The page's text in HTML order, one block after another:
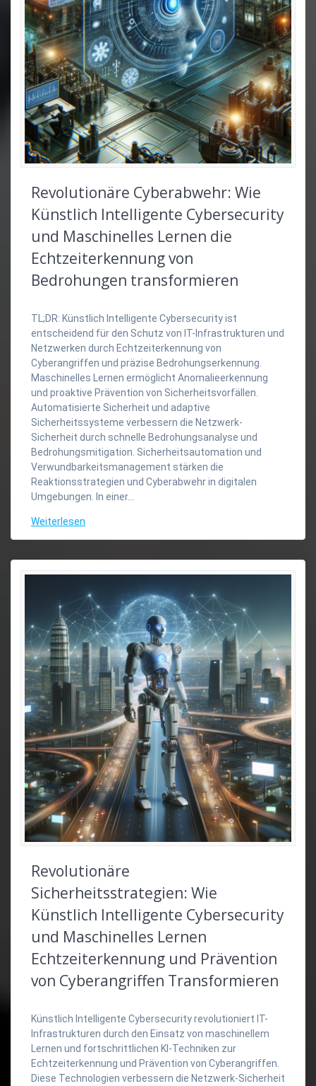
Revolutionäre Cyberabwehr: Wie
Künstlich Intelligente Cybersecurity
und Maschinelles Lernen die
Echtzeiterkennung von
Bedrohungen transformieren
TL;DR: Künstlich Intelligente Cybersecurity ist
entscheidend für den Schutz von IT-Infrastrukturen und
Netzwerken durch Echtzeiterkennung von
Cyberangriffen und präzise Bedrohungserkennung.
Maschinelles Lernen ermöglicht Anomalieerkennung
und proaktive Prävention von Sicherheitsvorfällen.
Automatisierte Sicherheit und adaptive
Sicherheitssysteme verbessern die Netzwerk-
Sicherheit durch schnelle Bedrohungsanalyse und
Bedrohungsmitigation. Sicherheitsautomation und
Verwundbarkeitsmanagement stärken die
Reaktionsstrategien und Cyberabwehr in digitalen
Umgebungen. In einer…
Weiterlesen
Revolutionäre
Sicherheitsstrategien: Wie
Künstlich Intelligente Cybersecurity
und Maschinelles Lernen
Echtzeiterkennung und Prävention
von Cyberangriffen Transformieren
Künstlich Intelligente Cybersecurity revolutioniert IT-
Infrastrukturen durch den Einsatz von maschinellem
Lernen und fortschrittlichen KI-Techniken zur
Echtzeiterkennung und Prävention von Cyberangriffen.
Diese Technologien verbessern die Netzwerk-Sicherheit